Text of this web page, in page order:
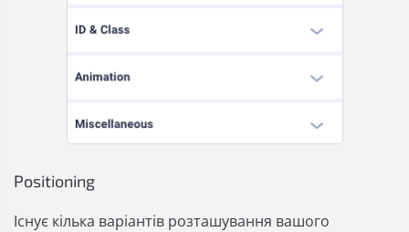
Positioning
Існує кілька варіантів розташування вашого